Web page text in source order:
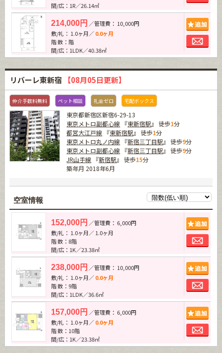
間/広：1R／26.14㎡
214,000円 ／管理費： 10,000円
敷/礼： 1.0ヶ月／0.0ヶ月
階 数：階
間/広：1LDK／40.38㎡
リバーレ東新宿 【08月05日更新】
仲介手数料無料 ペット相談 礼金ゼロ 宅配ボックス
東京都新宿区新宿6-29-13
東京メトロ副都心線 『東新宿駅』 徒歩1分
都営大江戸線 『東新宿駅』 徒歩1分
東京メトロ丸ノ内線 『新宿三丁目駅』 徒歩9分
東京メトロ副都心線 『新宿三丁目駅』 徒歩9分
JR山手線 『新宿駅』 徒歩15分
築年月 2018年6月
空室情報
152,000円 ／管理費： 6,000円
敷/礼： 1.0ヶ月／ 1.0ヶ月
階 数：8階
間/広：1K／23.38㎡
238,000円 ／管理費： 10,000円
敷/礼： 1.0ヶ月／0.0ヶ月
階 数：9階
間/広：1LDK／36.6㎡
157,000円 ／管理費： 6,000円
敷/礼： 1.0ヶ月／0.0ヶ月
階 数：10階
間/広：1K／23.38㎡